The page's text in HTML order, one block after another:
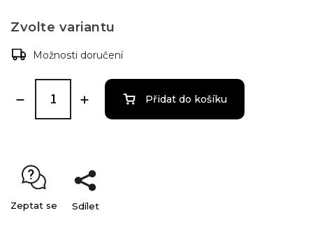
Zvolte variantu
Možnosti doručení
Přidat do košíku
Zeptat se Sdílet